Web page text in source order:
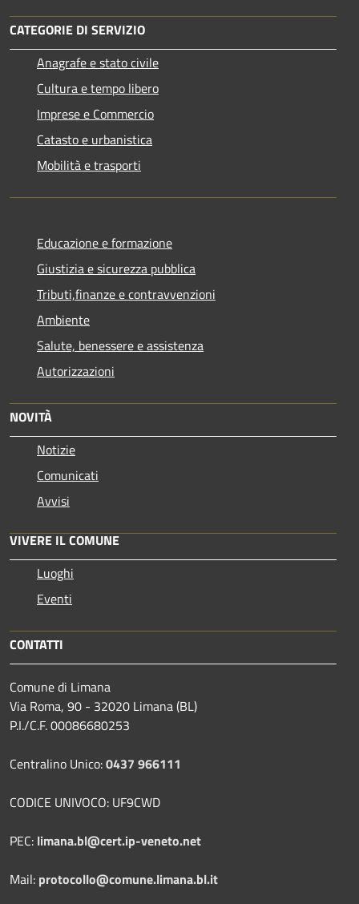
CATEGORIE DI SERVIZIO
Anagrafe e stato civile
Cultura e tempo libero
Imprese e Commercio
Catasto e urbanistica
Mobilità e trasporti
Educazione e formazione
Giustizia e sicurezza pubblica
Tributi,finanze e contravvenzioni
Ambiente
Salute, benessere e assistenza
Autorizzazioni
NOVITÀ
Notizie
Comunicati
Avvisi
VIVERE IL COMUNE
Luoghi
Eventi
CONTATTI
Comune di Limana
Via Roma, 90 - 32020 Limana (BL)
P.I./C.F. 00086680253
Centralino Unico:0437 966111
CODICE UNIVOCO: UF9CWD
PEC: limana.bl@cert.ip-veneto.net
Mail: protocollo@comune.limana.bl.it